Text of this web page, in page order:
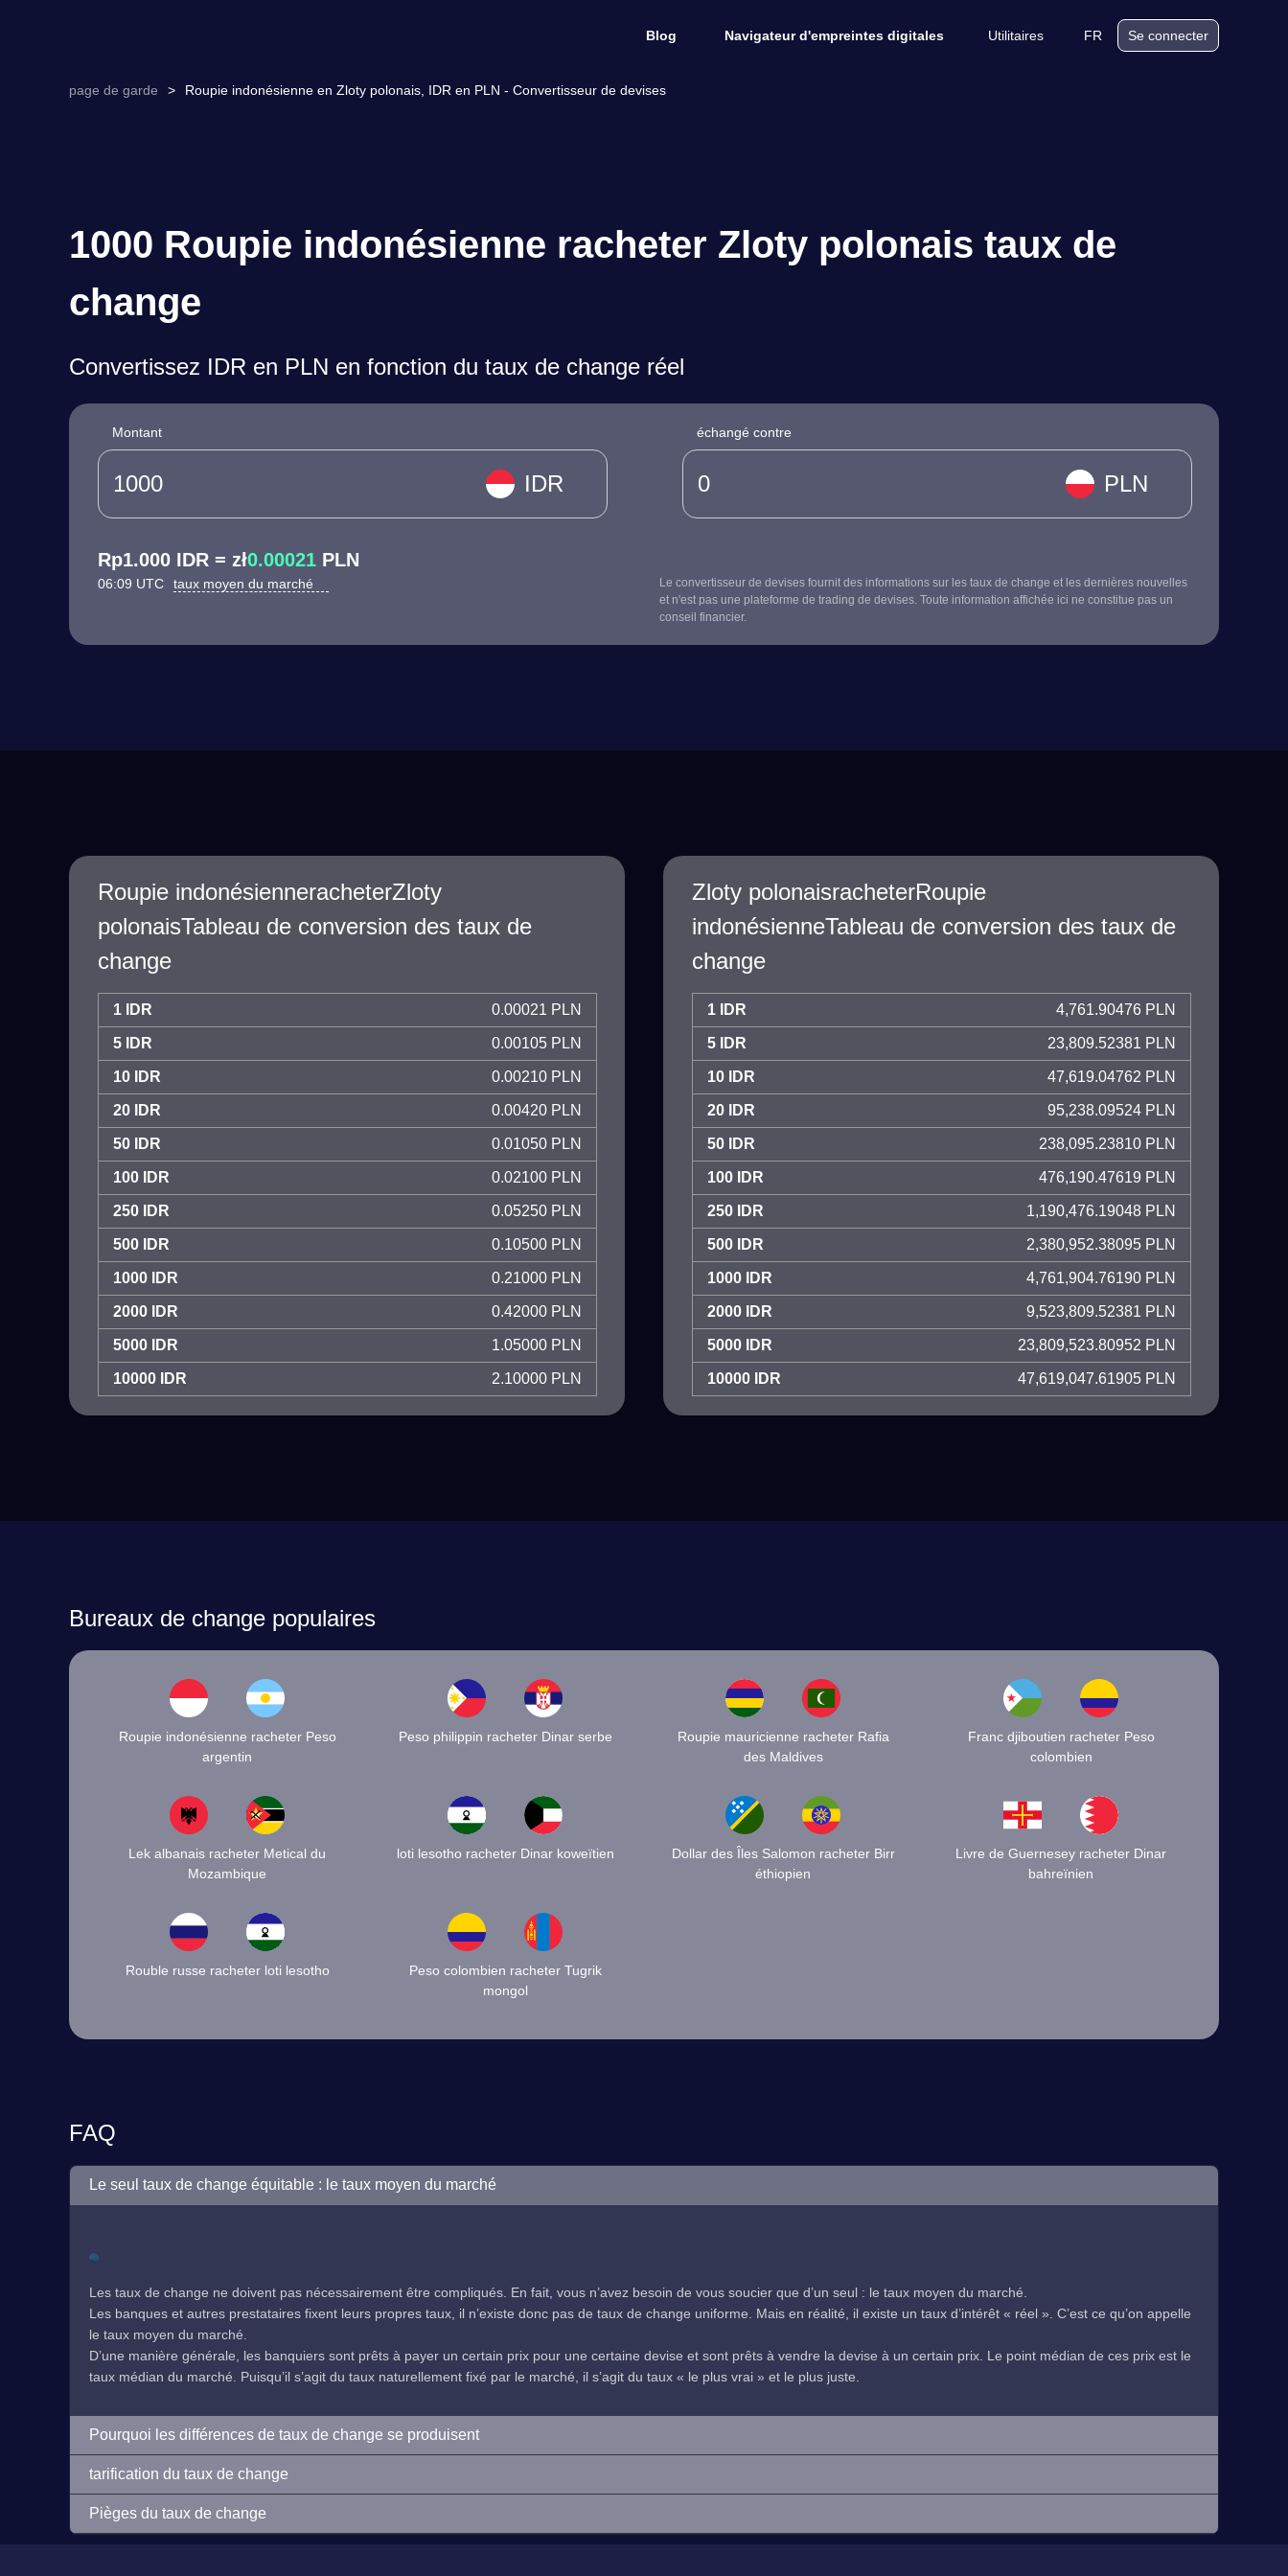
Blog Navigateur d'empreintes digitales Utilitaires FR Se connecter
page de garde > Roupie indonésienne en Zloty polonais, IDR en PLN - Convertisseur de devises
1000 Roupie indonésienne racheter Zloty polonais taux de
change
Convertissez IDR en PLN en fonction du taux de change réel
Montant
IDR
échangé contre
PLN
Rp1.000 IDR = zł0.00021 PLN
06:09 UTC taux moyen du marché
Le convertisseur de devises fournit des informations sur les taux de change et les dernières nouvelles
et n'est pas une plateforme de trading de devises. Toute information affichée ici ne constitue pas un
conseil financier.
Roupie indonésienneracheterZloty
polonaisTableau de conversion des taux de
change
1 IDR 0.00021 PLN
5 IDR 0.00105 PLN
10 IDR 0.00210 PLN
20 IDR 0.00420 PLN
50 IDR 0.01050 PLN
100 IDR 0.02100 PLN
250 IDR 0.05250 PLN
500 IDR 0.10500 PLN
1000 IDR 0.21000 PLN
2000 IDR 0.42000 PLN
5000 IDR 1.05000 PLN
10000 IDR 2.10000 PLN
Zloty polonaisracheterRoupie
indonésienneTableau de conversion des taux de
change
1 IDR 4,761.90476 PLN
5 IDR 23,809.52381 PLN
10 IDR 47,619.04762 PLN
20 IDR 95,238.09524 PLN
50 IDR 238,095.23810 PLN
100 IDR 476,190.47619 PLN
250 IDR 1,190,476.19048 PLN
500 IDR 2,380,952.38095 PLN
1000 IDR 4,761,904.76190 PLN
2000 IDR 9,523,809.52381 PLN
5000 IDR 23,809,523.80952 PLN
10000 IDR 47,619,047.61905 PLN
Bureaux de change populaires
Roupie indonésienne racheter Peso
argentin
Peso philippin racheter Dinar serbe
Roupie mauricienne racheter Rafia
des Maldives
Franc djiboutien racheter Peso
colombien
Lek albanais racheter Metical du
Mozambique
loti lesotho racheter Dinar koweïtien
Dollar des Îles Salomon racheter Birr
éthiopien
Livre de Guernesey racheter Dinar
bahreïnien
Rouble russe racheter loti lesotho
Peso colombien racheter Tugrik
mongol
FAQ
Le seul taux de change équitable : le taux moyen du marché
Les taux de change ne doivent pas nécessairement être compliqués. En fait, vous n’avez besoin de vous soucier que d’un seul : le taux moyen du marché.
Les banques et autres prestataires fixent leurs propres taux, il n’existe donc pas de taux de change uniforme. Mais en réalité, il existe un taux d’intérêt « réel ». C’est ce qu’on appelle
le taux moyen du marché.
D’une manière générale, les banquiers sont prêts à payer un certain prix pour une certaine devise et sont prêts à vendre la devise à un certain prix. Le point médian de ces prix est le
taux médian du marché. Puisqu’il s’agit du taux naturellement fixé par le marché, il s’agit du taux « le plus vrai » et le plus juste.
Pourquoi les différences de taux de change se produisent
tarification du taux de change
Pièges du taux de change